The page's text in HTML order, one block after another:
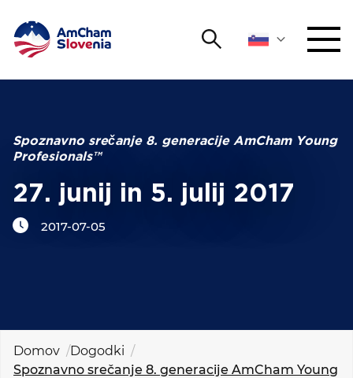
Išči
ZAGOVORNIŠTVO
AmCham YOUNG
MEDNARODNO SODELOVANJE
KOLEDAR DOGODKOV
Spoznavno srečanje 8. generacije AmCham Young
Profesionals™
27. junij in 5. julij 2017
2017-07-05
Domov
Dogodki
Spoznavno srečanje 8. generacije AmCham Young